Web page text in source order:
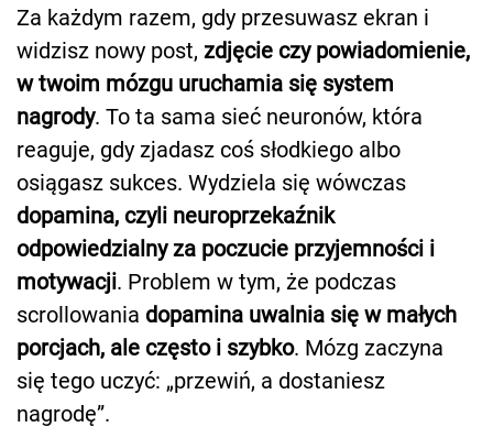
Za każdym razem, gdy przesuwasz ekran i
widzisz nowy post, zdjęcie czy powiadomienie,
w twoim mózgu uruchamia się system
nagrody. To ta sama sieć neuronów, która
reaguje, gdy zjadasz coś słodkiego albo
osiągasz sukces. Wydziela się wówczas
dopamina, czyli neuroprzekaźnik
odpowiedzialny za poczucie przyjemności i
motywacji. Problem w tym, że podczas
scrollowania dopamina uwalnia się w małych
porcjach, ale często i szybko. Mózg zaczyna
się tego uczyć: „przewiń, a dostaniesz
nagrodę”.